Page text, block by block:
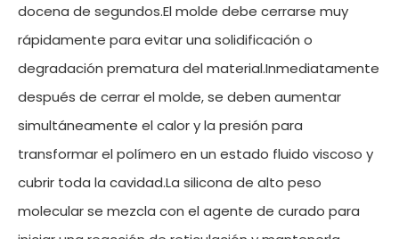
docena de segundos.El molde debe cerrarse muy
rápidamente para evitar una solidificación o
degradación prematura del material.Inmediatamente
después de cerrar el molde, se deben aumentar
simultáneamente el calor y la presión para
transformar el polímero en un estado fluido viscoso y
cubrir toda la cavidad.La silicona de alto peso
molecular se mezcla con el agente de curado para